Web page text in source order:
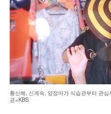
황신혜, 신계숙, 양정아가 식습관부터 관
공=KBS